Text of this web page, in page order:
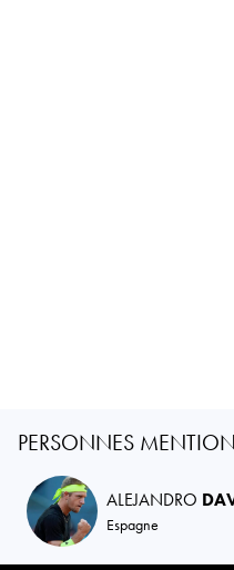
PERSONNES
ALEJANDRO
Espagne